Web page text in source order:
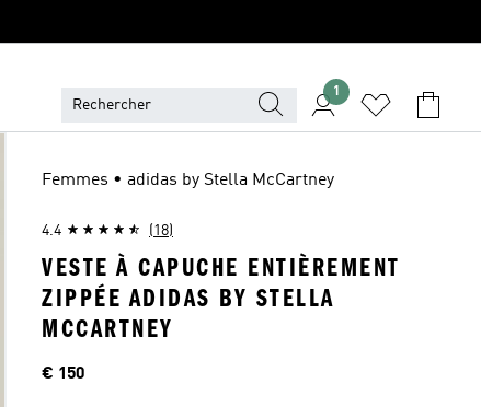
1
Femmes • adidas by Stella McCartney
4.4 (18)
VESTE À CAPUCHE ENTIÈREMENT
ZIPPÉE ADIDAS BY STELLA
MCCARTNEY
Price
€ 150